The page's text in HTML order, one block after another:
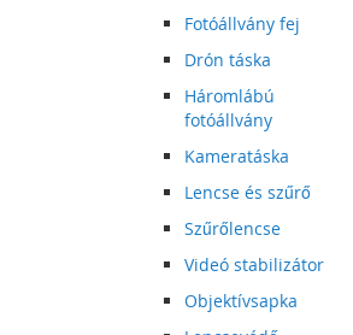
Fotóállvány fej
Drón táska
Háromlábú
fotóállvány
Kameratáska
Lencse és szűrő
Szűrőlencse
Videó stabilizátor
Objektívsapka